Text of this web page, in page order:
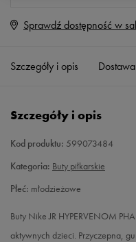
Rozmiary EU
35,5
38 24 cm
Sprawdź dostępność w
Szczegóły i opis
Szczegóły i opis
Kod produktu: 599073484
Kategoria: Buty piłkarskie
Płeć: młodzieżowe
Buty Nike JR HYPERVENOM
aktywnych dzieci. Przyczepna,